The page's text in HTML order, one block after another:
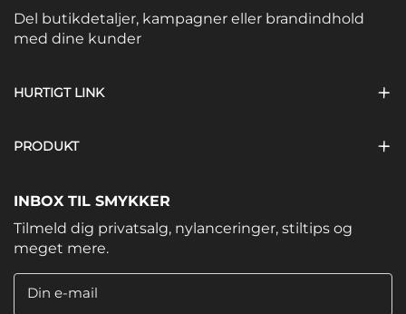
Del butikdetaljer, kampagner eller brandindhold
med dine kunder
HURTIGT LINK
PRODUKT
INBOX TIL SMYKKER
Tilmeld dig privatsalg, nylanceringer, stiltips og
meget mere.
Din e-mail